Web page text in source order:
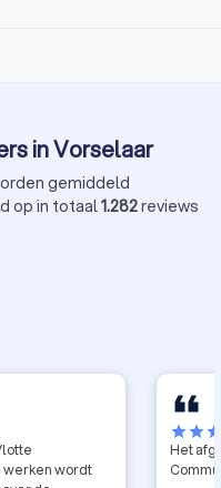
in Vorselaar
gemiddeld
op in totaal1.282reviews
werken wordt
starstar
Het